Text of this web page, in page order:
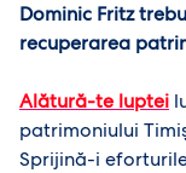
Dominic Fritz
recuperarea
Alătură-te luptei
patrimoniului
Sprijină-i